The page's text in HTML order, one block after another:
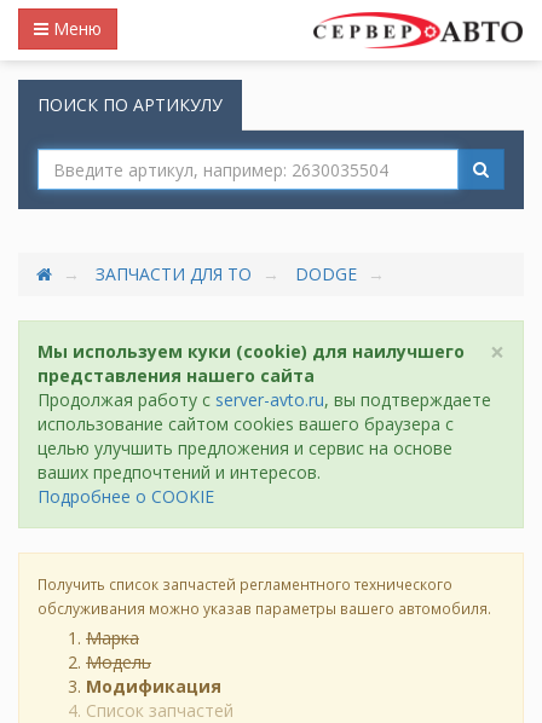
Меню
ПОИСК ПО АРТИКУЛУ
ЗАПЧАСТИ ДЛЯ ТО DODGE
×
Мы используем куки (cookie) для наилучшего
представления нашего сайта
Продолжая работу с server-avto.ru, вы подтверждаете
использование сайтом cookies вашего браузера с
целью улучшить предложения и сервис на основе
ваших предпочтений и интересов.
Подробнее о COOKIE
Получить список запчастей регламентного технического
обслуживания можно указав параметры вашего автомобиля.
Марка
Модель
Модификация
Список запчастей